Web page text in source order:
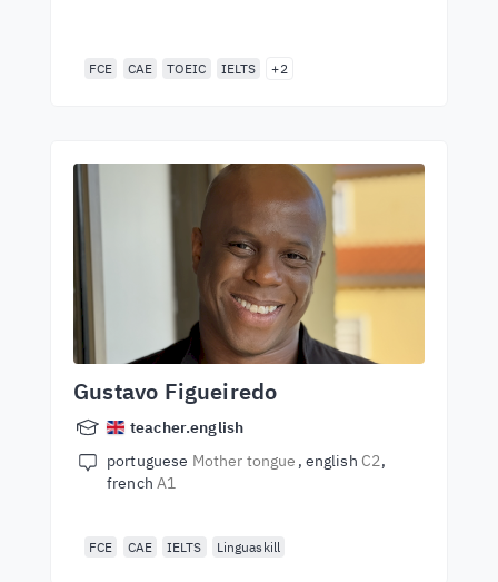
FCE CAE TOEIC IELTS +2
Gustavo Figueiredo
teacher.english
portuguese Mother tongue english C2
french A1
FCE CAE IELTS Linguaskill